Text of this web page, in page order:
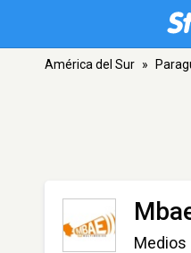
América del Sur »